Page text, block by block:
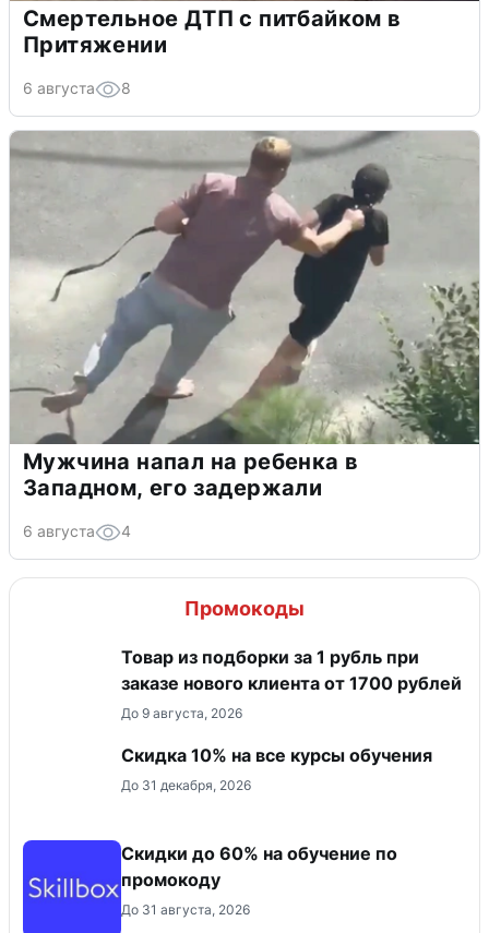
Смертельное ДТП с питбайком в
Притяжении
6 августа 8
Мужчина напал на ребенка в
Западном, его задержали
6 августа 4
Промокоды
Товар из подборки за 1 рубль при
заказе нового клиента от 1700 рублей
До 9 августа, 2026
Скидка 10% на все курсы обучения
До 31 декабря, 2026
Скидки до 60% на обучение по
промокоду
До 31 августа, 2026